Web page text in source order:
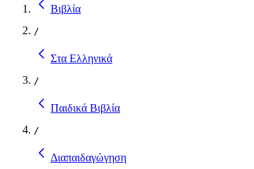
Βιβλία
/
Στα Ελληνικά
/
Παιδικά Βιβλία
/
Διαπαιδαγώγηση